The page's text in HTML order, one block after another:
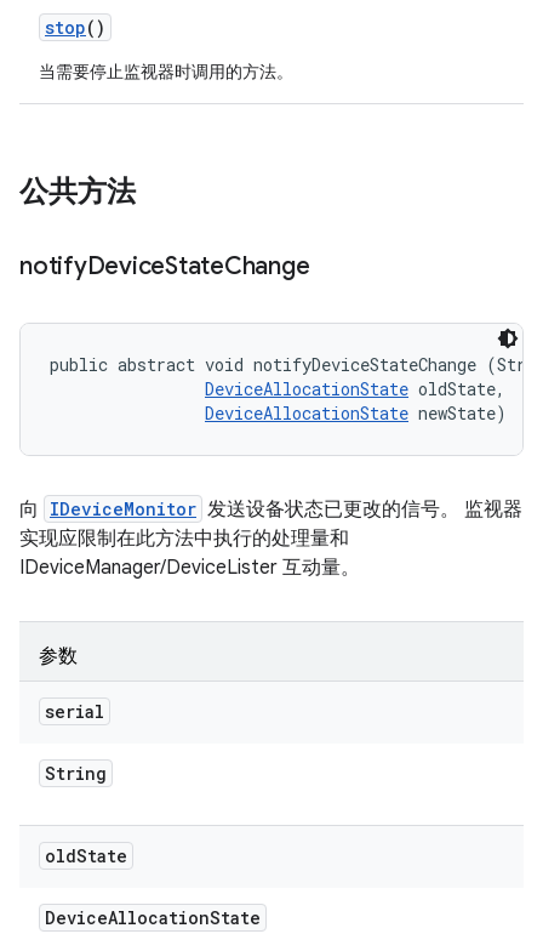
stop()
当需要停止监视器时调用的方法。
公共方法
notifyDeviceStateChange
public abstract void notifyDeviceStateChange
DeviceAllocationState oldState,
DeviceAllocationState newState)
向 IDeviceMonitor 发送设备状态已更改的信号。 监视器
实现应限制在此方法中执行的处理量和
IDeviceManager/DeviceLister 互动量。
参数
serial
String
oldState
DeviceAllocationState